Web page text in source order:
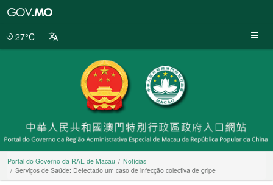
27°C
Portal do Governo da RAE de Macau
Notícias
Serviços de Saúde: Detectado um caso de infecção colectiva de gripe